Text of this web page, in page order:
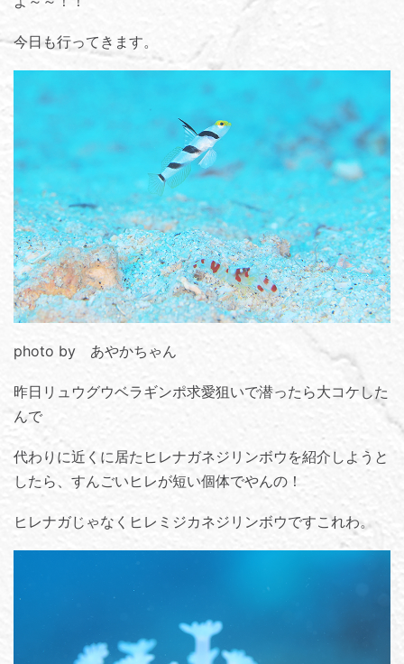
今日も行ってきます。
photo by あやかちゃん
昨日リュウグウベラギンポ求愛狙いで潜ったら大コケした
んで
代わりに近くに居たヒレナガネジリンボウを紹介しようと
したら、すんごいヒレが短い個体でやんの！
ヒレナガじゃなくヒレミジカネジリンボウですこれわ。